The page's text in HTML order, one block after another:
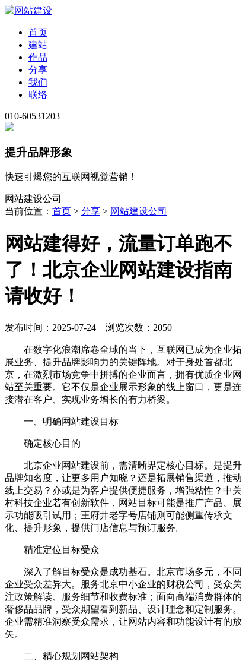
首页
建站
作品
分享
我们
联络
010-60531203
提升品牌形象
快速引爆您的互联网视觉营销！
网站建设公司
当前位置： 首页 > 分享 > 网站建设公司
网站建得好，流量订单跑不
了！北京企业网站建设指南
请收好！
发布时间：2025-07-24 浏览次数：2050
在数字化浪潮席卷全球的当下，互联网已成为企业拓
展业务、提升品牌影响力的关键阵地。对于身处首都北
京，在激烈市场竞争中拼搏的企业而言，拥有优质企业网
站至关重要。它不仅是企业展示形象的线上窗口，更是连
接潜在客户、实现业务增长的有力桥梁。
一、明确网站建设目标
确定核心目的
北京企业网站建设前，需清晰界定核心目标。是提升
品牌知名度，让更多用户知晓？还是拓展销售渠道，推动
线上交易？亦或是为客户提供便捷服务，增强粘性？中关
村科技企业若有创新软件，网站目标可能是推广产品、展
示功能吸引试用；王府井老字号店铺则可能侧重传承文
化、提升形象，提供门店信息与预订服务。
精准定位目标受众
深入了解目标受众是成功基石。北京市场多元，不同
企业受众差异大。服务北京中小企业的财税公司，受众关
注政策解读、服务细节和收费标准；面向高端消费群体的
奢侈品品牌，受众期望看到新品、设计理念和定制服务。
企业需精准洞察受众需求，让网站内容和功能设计有的放
矢。
二、精心规划网站架构